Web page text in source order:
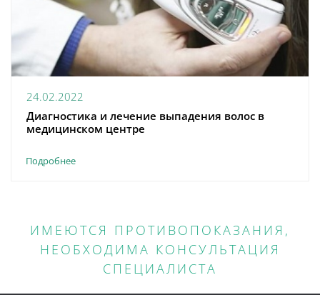
24.02.2022
Диагностика и лечение выпадения волос в
медицинском центре
Подробнее
ИМЕЮТСЯ ПРОТИВОПОКАЗАНИЯ,
НЕОБХОДИМА КОНСУЛЬТАЦИЯ
СПЕЦИАЛИСТА